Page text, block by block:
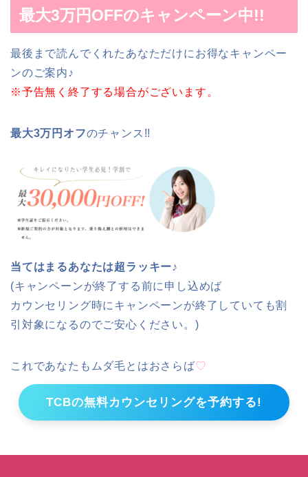
最大3万円OFFのキャンペーン中!!
最後まで読んでくれたあなただけにお得なキャンペー
ンのご案内♪
※予告無く終了する場合がございます。
最大3万円オフのチャンス!!
当てはまるあなたは超ラッキー♪
(キャンペーンが終了する前に申し込めば
カウンセリング時にキャンペーンが終了していても割
引対象になるのでご安心ください。)
これであなたもムダ毛とはおさらば♡
TCBの無料カウンセリングを予約する!